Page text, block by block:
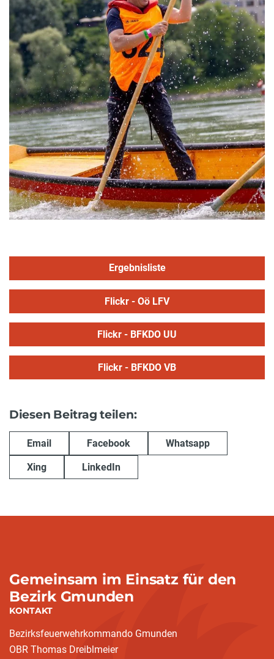
Ergebnisliste
Flickr - Oö LFV
Flickr - BFKDO UU
Flickr - BFKDO VB
Diesen Beitrag teilen:
Email Facebook Whatsapp
Xing LinkedIn
Gemeinsam im Einsatz für den
Bezirk Gmunden
KONTAKT
Bezirksfeuerwehrkommando Gmunden
OBR Thomas Dreiblmeier